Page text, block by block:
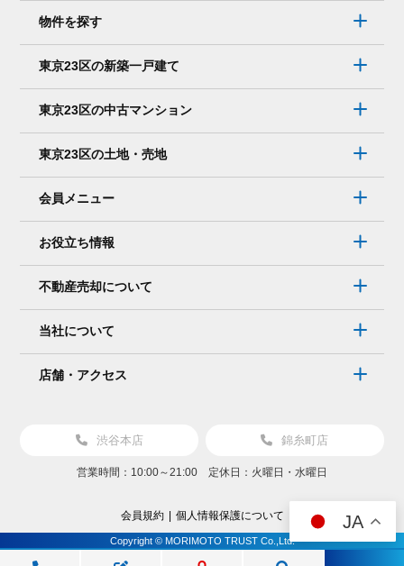
物件を探す
東京23区の新築一戸建て
東京23区の中古マンション
東京23区の土地・売地
会員メニュー
お役立ち情報
不動産売却について
当社について
店舗・アクセス
渋谷本店 錦糸町店
営業時間：10:00～21:00 定休日：火曜日・水曜日
会員規約 個人情報保護について
Copyright © MORIMOTO TRUST Co.,Ltd.
JA